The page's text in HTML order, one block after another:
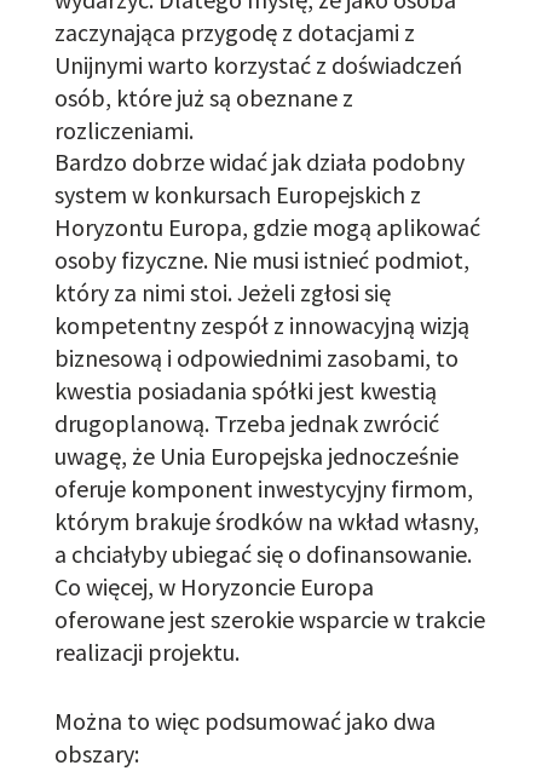
zaczynająca przygodęz dotacjami z
Unijnymi warto korzystać z doświadczeń
osób, które już są obeznane z
rozliczeniami.
Bardzo dobrze widać jak działa podobny
system w konkursach Europejskich z
Horyzontu Europa, gdzie mogą aplikować
osoby fizyczne. Nie musi istnieć podmiot,
który za nimi stoi. Jeżeli zgłosi się
kompetentny zespół z innowacyjną wizją
biznesową i odpowiednimi zasobami, to
kwestia posiadania spółki jest kwestią
drugoplanową. Trzeba jednak zwrócić
uwagę, że Unia Europejska jednocześnie
oferuje komponent inwestycyjny firmom,
którym brakuje środków na wkład własny,
a chciałyby ubiegać się o dofinansowanie.
Co więcej, w Horyzoncie Europa
oferowane jest szerokie wsparcie w trakcie
realizacji projektu.
Można to więc podsumować jako dwa
obszary: